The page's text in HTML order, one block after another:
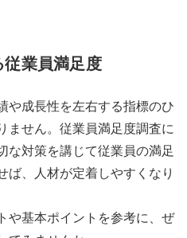
業員満足度
や成長性を左右する指標のひ
ません。従業員満足度調査に
な対策を講じて従業員の満足
ば、人材が定着しやすくなり
や基本ポイントを参考に、ぜ